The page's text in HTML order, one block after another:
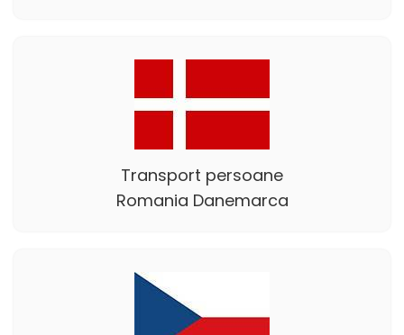
Transport persoane
Romania Danemarca